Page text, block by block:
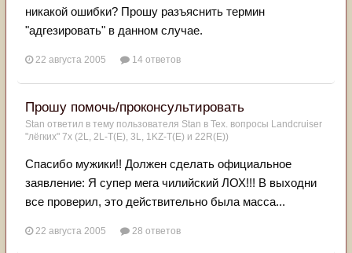
никакой ошибки? Прошу разъяснить термин
"адгезировать" в данном случае.
22 августа 2005 14 ответов
Прошу помочь/проконсультировать
Stan ответил в тему пользователя Stan в Тех. вопросы Landcruiser
"лёгких" 7x (2L, 2L-T(Е), 3L, 1KZ-T(E) и 22R(Е))
Спасибо мужики!! Должен сделать официальное
заявление: Я супер мега чилийский ЛОХ!!! В выходни
все проверил, это действительно была масса...
22 августа 2005 28 ответов